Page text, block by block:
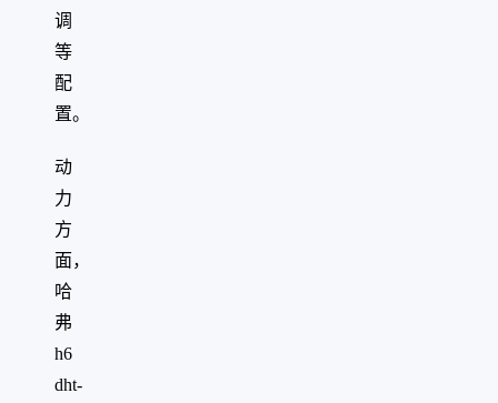
调
等
配
置。
动
力
方
面，
哈
弗
h6
dht-